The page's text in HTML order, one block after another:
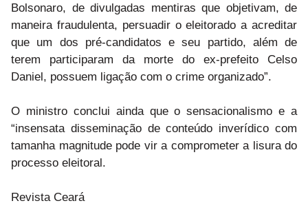
Bolsonaro, de divulgadas mentiras que objetivam, de
maneira fraudulenta, persuadir o eleitorado a acreditar
que um dos pré-candidatos e seu partido, além de
terem participaram da morte do ex-prefeito Celso
Daniel, possuem ligação com o crime organizado”.
O ministro conclui ainda que o sensacionalismo e a
“insensata disseminação de conteúdo inverídico com
tamanha magnitude pode vir a comprometer a lisura do
processo eleitoral.
Revista Ceará